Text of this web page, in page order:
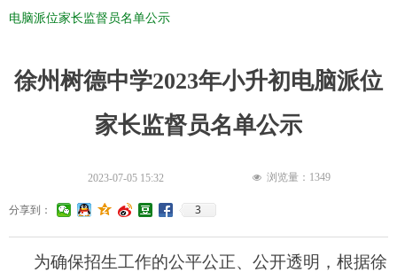
徐州树德中学2023年小升初电脑派位
家长监督员名单公示
为确保招生工作的公平公正、公开透明，根据徐
电脑派位家长监督员名单公示
2023-07-05 15:32 넶 浏览量： 1349
分享到： 3